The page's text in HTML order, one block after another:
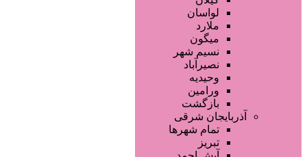
لواسان
ملارد
میگون
نسیم شهر
نصیرآباد
وحیدیه
ورامین
بازگشت
آذربایجان شرقی
تمام شهر‌ها
تبریز
آگهی انبوه
طراحی سایت
صفحه اختصاصی
لیست سایتهای تبلیغاتی
دسته‌بندی‌ها